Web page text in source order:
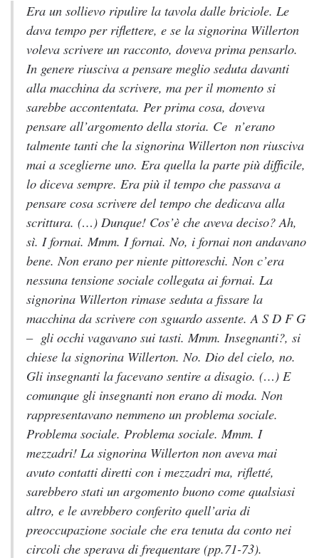
Era un sollievo ripulire la tavola dalle briciole. Le
dava tempo per riflettere, e se la signorina Willerton
voleva scrivere un racconto, doveva prima pensarlo.
In genere riusciva a pensare meglio seduta davanti
alla macchina da scrivere, ma per il momento si
sarebbe accontentata. Per prima cosa, doveva
pensare all’argomento della storia. Ce n’erano
talmente tanti che la signorina Willerton non riusciva
mai a sceglierne uno. Era quella la parte più difficile,
lo diceva sempre. Era più il tempo che passava a
pensare cosa scrivere del tempo che dedicava alla
scrittura. (…) Dunque! Cos’è che aveva deciso? Ah,
sì. I fornai. Mmm. I fornai. No, i fornai non andavano
bene. Non erano per niente pittoreschi. Non c’era
nessuna tensione sociale collegata ai fornai. La
signorina Willerton rimase seduta a fissare la
macchina da scrivere con sguardo assente. A S D F G
– gli occhi vagavano sui tasti. Mmm. Insegnanti?, si
chiese la signorina Willerton. No. Dio del cielo, no.
Gli insegnanti la facevano sentire a disagio. (…) E
comunque gli insegnanti non erano di moda. Non
rappresentavano nemmeno un problema sociale.
Problema sociale. Problema sociale. Mmm. I
mezzadri! La signorina Willerton non aveva mai
avuto contatti diretti con i mezzadri ma, rifletté,
sarebbero stati un argomento buono come qualsiasi
altro, e le avrebbero conferito quell’aria di
preoccupazione sociale che era tenuta da conto nei
circoli che sperava di frequentare(pp.71-73).